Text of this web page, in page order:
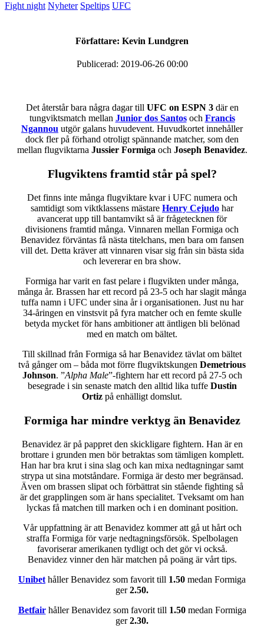
Fight night Nyheter Speltips UFC
Författare: Kevin Lundgren
Publicerad: 2019-06-26 00:00
Det återstår bara några dagar till UFC on ESPN 3där en
tungviktsmatch mellan Junior dos Santosoch Francis
Ngannou utgör galans huvudevent. Huvudkortet innehåller
dock fler på förhand otroligt spännande matcher, som den
mellan flugviktarna Jussier Formiga och Joseph Benavidez.
Flugviktens framtid står på spel?
Det finns inte många flugviktare kvar i UFC numera och
samtidigt som viktklassens mästare Henry Cejudo har
avancerat upp till bantamvikt så är frågetecknen för
divisionens framtid många. Vinnaren mellan Formiga och
Benavidez förväntas få nästa titelchans, men bara om fansen
vill det. Detta kräver att vinnaren visar sig från sin bästa sida
och levererar en bra show.
Formiga har varit en fast pelare i flugvikten under många,
många år. Brassen har ett record på 23-5 och har slagit många
tuffa namn i UFC under sina år i organisationen. Just nu har
34-åringen en vinstsvit på fyra matcher och en femte skulle
betyda mycket för hans ambitioner att äntligen bli belönad
med en match om bältet.
Till skillnad från Formiga så har Benavidez tävlat om bältet
två gånger om – båda mot förre flugviktskungen Demetrious
Johnson. ”Alpha Male”-fightern har ett record på 27-5 och
besegrade i sin senaste match den alltid lika tuffe Dustin
Ortiz på enhälligt domslut.
Formiga har mindre verktyg än Benavidez
Benavidez är på pappret den skickligare fightern. Han är en
brottare i grunden men bör betraktas som tämligen komplett.
Han har bra krut i sina slag och kan mixa nedtagningar samt
strypa ut sina motståndare. Formiga är desto mer begränsad.
Även om brassen slipat och förbättrat sin stående fighting så
är det grapplingen som är hans specialitet. Tveksamt om han
lyckas få matchen till marken och i en dominant position.
Vår uppfattning är att Benavidez kommer att gå ut hårt och
straffa Formiga för varje nedtagningsförsök. Spelbolagen
favoriserar amerikanen tydligt och det gör vi också.
Benavidez vinner den här matchen på poäng är vårt tips.
Unibet håller Benavidez som favorit till 1.50 medan Formiga
ger2.50.
Betfairhåller Benavidez som favorit till 1.50 medan Formiga
ger2.30.